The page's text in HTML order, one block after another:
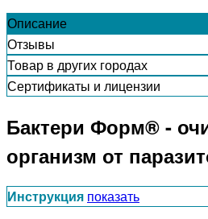
Описание
Отзывы
Товар в других городах
Сертификаты и лицензии
Бактери Форм® -
организм от
Инструкция показать